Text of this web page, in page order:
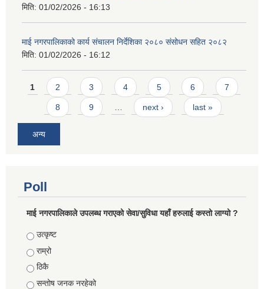
मिति: 01/02/2026 - 16:13
माई नगरपालिकाको कार्य संचालन निर्देशिका २०८० संसोधन सहित २०८२
मिति: 01/02/2026 - 16:12
Pages
1 2 3 4 5 6 7
8 9 next › last »
अन्य
Poll
माई नगरपालिकाले उपलब्ध गराएको सेवा/सुविधा यहाँ हरुलाई कस्तो लाग्यो ?
Choices
उत्कृष्ट
राम्रो
ठिकै
सन्तोष जनक नरहेको